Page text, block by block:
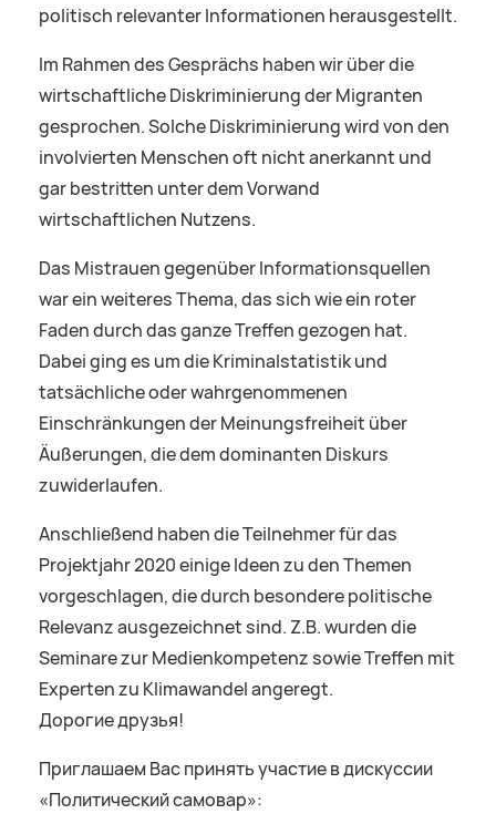
politisch relevanter Informationen herausgestellt.
Im Rahmen des Gesprächs haben wir über die
wirtschaftliche Diskriminierung der Migranten
gesprochen. Solche Diskriminierung wird von den
involvierten Menschen oft nicht anerkannt und
gar bestritten unter dem Vorwand
wirtschaftlichen Nutzens.
Das Mistrauen gegenüber Informationsquellen
war ein weiteres Thema, das sich wie ein roter
Faden durch das ganze Treffen gezogen hat.
Dabei ging es um die Kriminalstatistik und
tatsächliche oder wahrgenommenen
Einschränkungen der Meinungsfreiheit über
Äußerungen, die dem dominanten Diskurs
zuwiderlaufen.
Anschließend haben die Teilnehmer für das
Projektjahr 2020 einige Ideen zu den Themen
vorgeschlagen, die durch besondere politische
Relevanz ausgezeichnet sind. Z.B. wurden die
Seminare zur Medienkompetenz sowie Treffen mit
Experten zu Klimawandel angeregt.
Дорогие друзья!
Приглашаем Вас принять участие в дискуссии
«Политический самовар»: